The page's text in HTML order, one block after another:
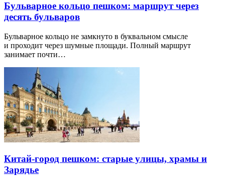
Бульварное кольцо пешком: маршрут через
десять бульваров
Бульварное кольцо не замкнуто в буквальном смысле
и проходит через шумные площади. Полный маршрут
занимает почти…
Китай-город пешком: старые улицы, храмы и
Зарядье